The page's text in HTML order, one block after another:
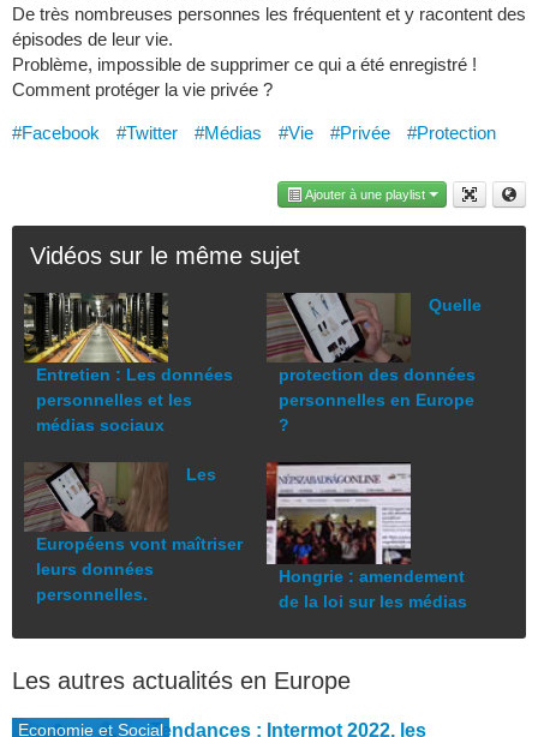
De très nombreuses personnes les fréquentent et y racontent des
épisodes de leur vie.
Problème, impossible de supprimer ce qui a été enregistré !
Comment protéger la vie privée ?
#Facebook #Twitter #Médias #Vie #Privée #Protection
Ajouter à une playlist
Vidéos sur le même sujet
Entretien : Les données
personnelles et les
médias sociaux
Les
Européens vont maîtriser
leurs données
personnelles.
Quelle
protection des données
personnelles en Europe
?
Hongrie : amendement
de la loi sur les médias
Les autres actualités en Europe
Economie et SocialTendances : Intermot 2022, les